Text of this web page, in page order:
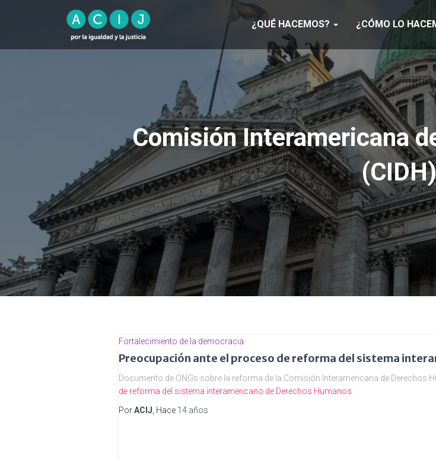
¿QUÉ HACEMOS? ¿CÓMO LO
Comisión Interamericana
(CIDH)
Fortalecimiento de la democracia
Preocupación ante el proceso de reforma del sistema
Documento de ONGs sobre la reforma de la Comisión Interamericana de Derechos
de reforma del sistema interamericano de Derechos Humanos
PorACIJ , Hace 14 años